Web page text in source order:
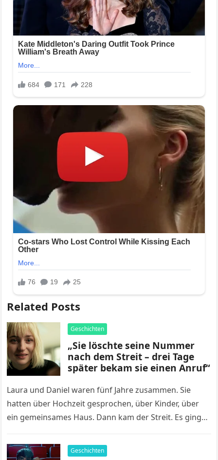
Related Posts
Geschichten
„Sie löschte seine Nummer
nach dem Streit – drei Tage
später bekam sie einen Anruf“
Laura und Daniel waren fünf Jahre zusammen. Sie
hatten über Hochzeit gesprochen, über Kinder, über
ein gemeinsames Haus. Dann kam der Streit. Es ging
Geschichten